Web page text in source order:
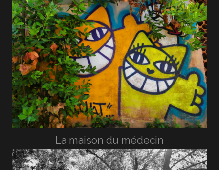
La maison du médecin